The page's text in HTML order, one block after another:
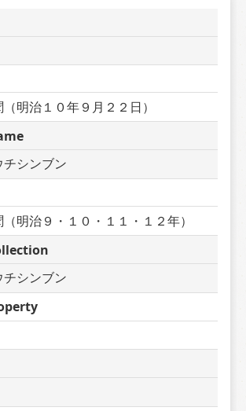
明治１０年９月２２日）
シンブン
明治９・１０・１１・１２年）
シンブン